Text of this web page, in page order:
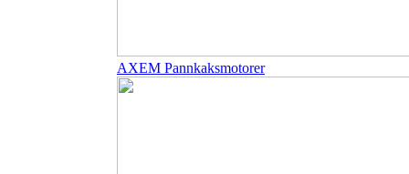
AXEM Pannkaksmotorer